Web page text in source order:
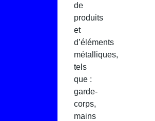
de
produits
et
d’éléments
métalliques,
tels
que :
garde-
corps,
mains